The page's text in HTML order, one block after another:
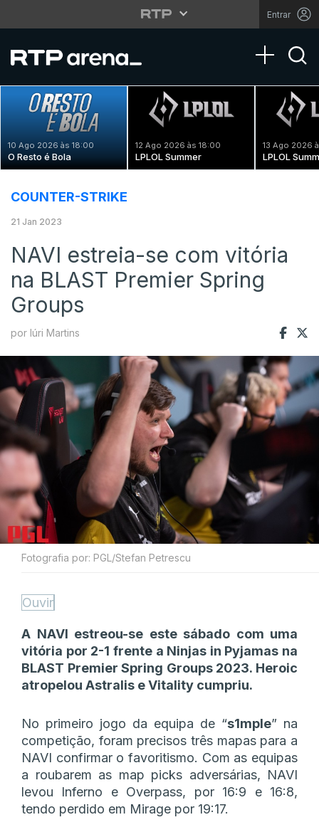
Entrar
Toggle
10 Ago 2026 às 18:00
O Resto é Bola
12 Ago 2026 às 18:00
LPLOL Summer
13 Ago 2026
LPLOL
COUNTER-STRIKE
21 Jan 2023
NAVI estreia-se com vitória
na BLAST Premier Spring
Groups
por Iúri Martins
Fotografia por: PGL/Stefan Petrescu
Ouvir
A NAVI estreou-se este sábado com uma
vitória por 2-1 frente a Ninjas in Pyjamas na
BLAST Premier Spring Groups 2023. Heroic
atropelou Astralis e Vitality cumpriu.
No primeiro jogo da equipa de “s1mple” na
competição, foram precisos três mapas para a
NAVI confirmar o favoritismo. Com as equipas
a roubarem as map picks adversárias, NAVI
levou Inferno e Overpass, por 16:9 e 16:8,
tendo perdido em Mirage por 19:17.